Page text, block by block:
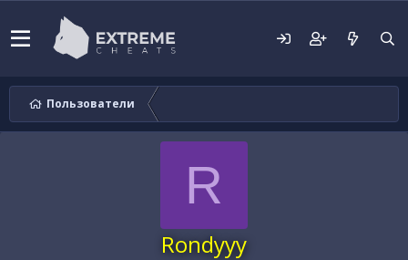
Пользователи
R
Rondyyy